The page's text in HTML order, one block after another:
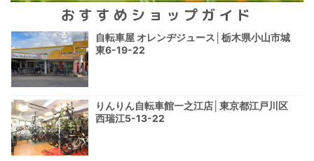
おすすめショップガイド
自転車屋 オレンヂジュース│栃木県小山市城
東6-19-22
りんりん自転車館一之江店│東京都江戸川区
西瑞江5-13-22